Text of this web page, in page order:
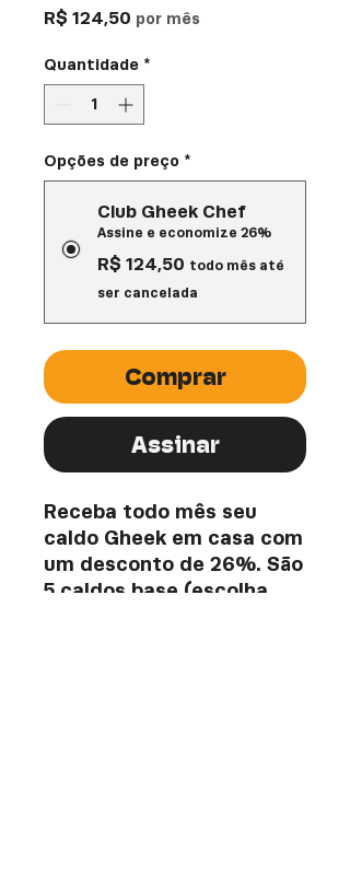
R$ 124,50 Preço
por mês
Quantidade *
Opções de preço *
Club Gheek Chef
Assine e economize 26%
R$ 124,50 todo mês até
ser cancelada
Comprar
Assinar
Receba todo mês seu
caldo Gheek em casa com
um desconto de 26%. São
5 caldos base (escolha